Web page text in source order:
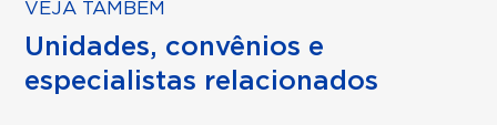
VEJA TAMBÉM
Unidades, convênios e
especialistas relacionados